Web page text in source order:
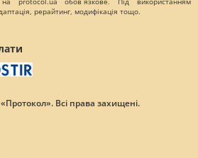
рерайтинг, модифікація тощо.
Всі права захищені.